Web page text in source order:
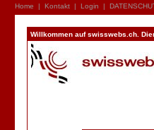
Home | Kontakt | Login |
Willkommen auf swisswebs.ch.